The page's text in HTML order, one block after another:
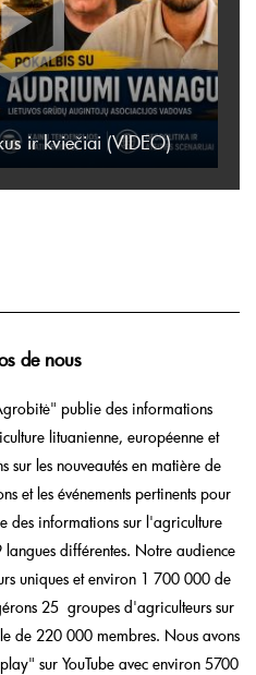
ir kviečiai (VIDEO)
de nous
publie des informations
lituanienne, européenne et
sur les nouveautés en matière de
et les événements pertinents pour
des informations sur l'agriculture
différentes. Notre audience
uniques et environ 1 700 000 de
25 groupes d'agriculteurs sur
de 220 000 membres. Nous avons
sur YouTube avec environ 5700